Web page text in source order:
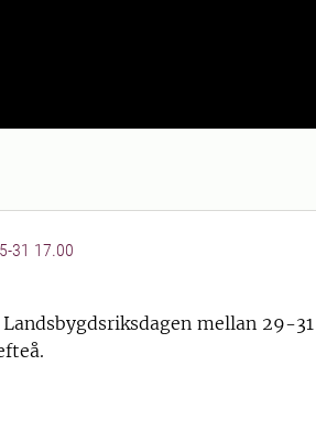
31 17.00
mellan 29-